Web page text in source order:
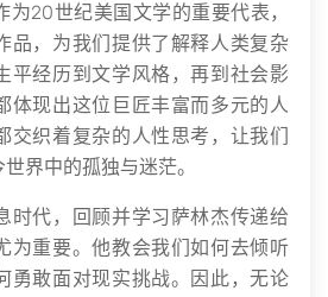
为20世纪美国文学的重要代表，
品，为我们提供了解释人类复杂
平经历到文学风格，再到社会影
体现出这位巨匠丰富而多元的人
交织着复杂的人性思考，让我们
界中的孤独与迷茫。
时代，回顾并学习萨林杰传递给
为重要。他教会我们如何去倾听
勇敢面对现实挑战。因此，无论